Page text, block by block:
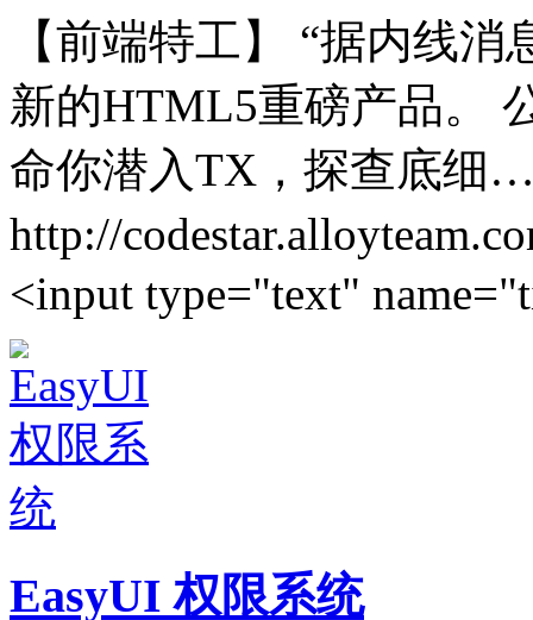
【前端特工】 “据内线
新的HTML5重磅产品。
命你潜入TX，探查底细
http://
<input type="text"
EasyUI 权限系统